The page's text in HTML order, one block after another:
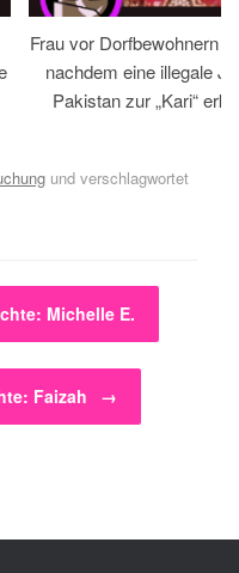
Frau vor Dorfbewohnern
nachdem eine illegale
Pakistan zur „Kari“
und verschlagwortet
Michelle E.
Faizah →